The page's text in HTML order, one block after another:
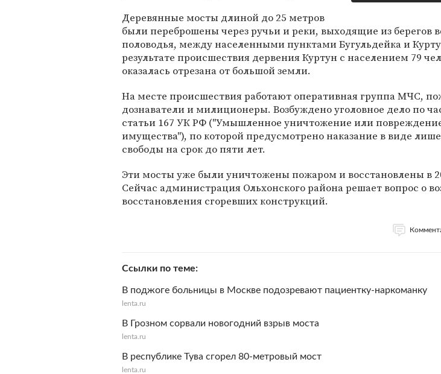
Деревянные мосты длиной до 25 метров
были переброшены через ручьи и реки, выходящие из берегов
половодья, между населенными пунктами Бугульдейка и
результате происшествия дервения Куртун с населением 79
оказалась отрезана от большой земли.
На месте происшествия работают оперативная группа МЧС,
дознаватели и милиционеры. Возбуждено уголовное дело по
статьи 167 УК РФ ("Умышленное уничтожение или
имущества"), по которой предусмотрено наказание в виде
свободы на срок до пяти лет.
Эти мосты уже были уничтожены пожаром и восстановлены в
Сейчас администрация Ольхонского района решает вопрос о
восстановления сгоревших конструкций.
Ссылки по теме
В поджоге больницы в Москве подозревают пациентку-наркоманку
lenta.ru
В Грозном сорвали новогодний взрыв моста
lenta.ru
В республике Тува сгорел 80-метровый мост
lenta.ru